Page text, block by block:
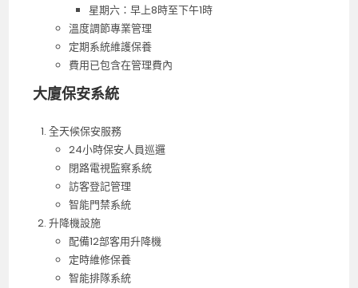
星期六：早上8時至下午1時
溫度調節專業管理
定期系統維護保養
費用已包含在管理費內
大廈保安系統
全天候保安服務
24小時保安人員巡邏
閉路電視監察系統
訪客登記管理
智能門禁系統
升降機設施
配備12部客用升降機
定時維修保養
智能排隊系統